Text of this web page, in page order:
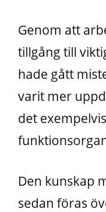
Genom att
tillgång till
hade gått
varit mer
det
Den kunskap
sedan föras